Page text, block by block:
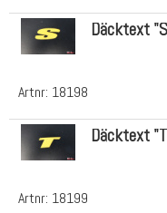
Artnr: 18198
Däcktext
Artnr: 18199
Däcktext